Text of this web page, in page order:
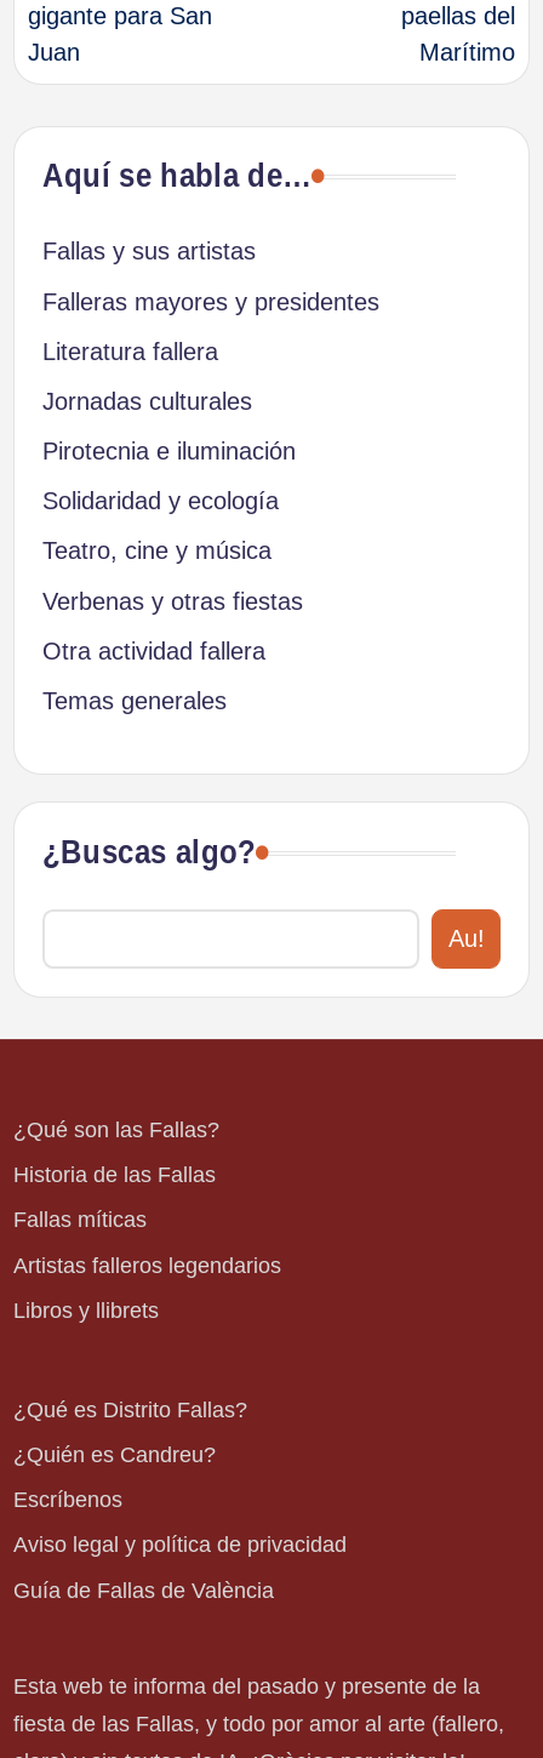
entradas
gigante para San
Juan
paellas del
Marítimo
Aquí se habla de…
Fallas y sus artistas
Falleras mayores y presidentes
Literatura fallera
Jornadas culturales
Pirotecnia e iluminación
Solidaridad y ecología
Teatro, cine y música
Verbenas y otras fiestas
Otra actividad fallera
Temas generales
¿Buscas algo?
Au!
¿Qué son las Fallas?
Historia de las Fallas
Fallas míticas
Artistas falleros legendarios
Libros y llibrets
¿Qué es Distrito Fallas?
¿Quién es Candreu?
Escríbenos
Aviso legal y política de privacidad
Guía de Fallas de València
Esta web te informa del pasado y presente de la
fiesta de las Fallas, y todo por amor al arte (fallero,